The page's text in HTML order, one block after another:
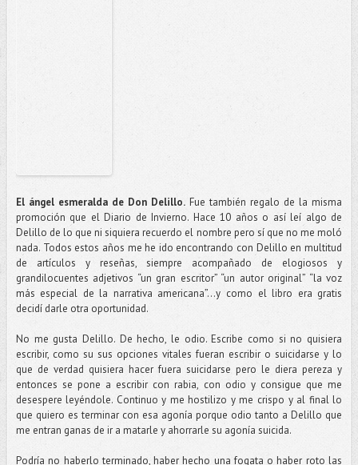
El ángel esmeralda de Don Delillo. Fue también regalo de la misma
promoción que el Diario de Invierno. Hace 10 años o así leí algo de
Delillo de lo que ni siquiera recuerdo el nombre pero sí que no me moló
nada. Todos estos años me he ido encontrando con Delillo en multitud
de artículos y reseñas, siempre acompañado de elogiosos y
grandilocuentes adjetivos “un gran escritor” “un autor original” “la voz
más especial de la narrativa americana”…y como el libro era gratis
decidí darle otra oportunidad.
No me gusta Delillo. De hecho, le odio. Escribe como si no quisiera
escribir, como su sus opciones vitales fueran escribir o suicidarse y lo
que de verdad quisiera hacer fuera suicidarse pero le diera pereza y
entonces se pone a escribir con rabia, con odio y consigue que me
desespere leyéndole. Continuo y me hostilizo y me crispo y al final lo
que quiero es terminar con esa agonía porque odio tanto a Delillo que
me entran ganas de ir a matarle y ahorrarle su agonía suicida.
Podría no haberlo terminado, haber hecho una fogata o haber roto las